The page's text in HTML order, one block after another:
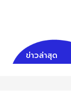
ข่าวล่าสุด